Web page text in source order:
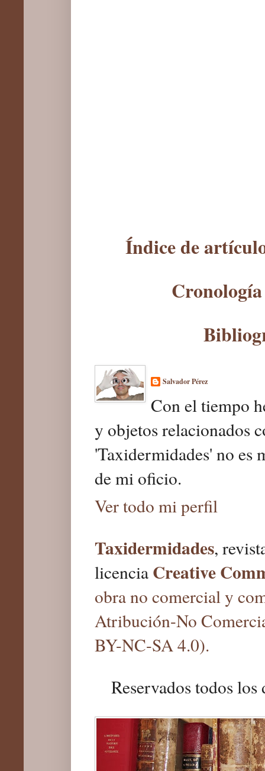
Índice de
Salvador Pérez
Con el tiempo
y objetos relacionados
'Taxidermidades' no es
de mi oficio.
Ver todo mi perfil
Taxidermidades,
licencia Creative
obra no comercial y
Atribución-No
BY-NC-SA 4.0).
Reservados todos